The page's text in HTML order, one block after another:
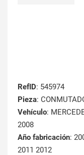
RefID: 545974
Pieza:
Vehículo:
2008
Año fabricación:
2011 2012